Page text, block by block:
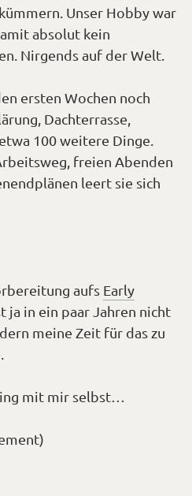
Unser Hobby war
absolut kein
Nirgends auf der Welt.
ersten Wochen noch
Dachterrasse,
100 weitere Dinge.
freien Abenden
leert sie sich
aufs Early
ja in ein paar Jahren nicht
meine Zeit für das zu
mit mir selbst…